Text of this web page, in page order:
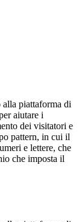
alla piattaforma di
aiutare i
dei visitatori e
pattern, in cui il
e lettere, che
che imposta il